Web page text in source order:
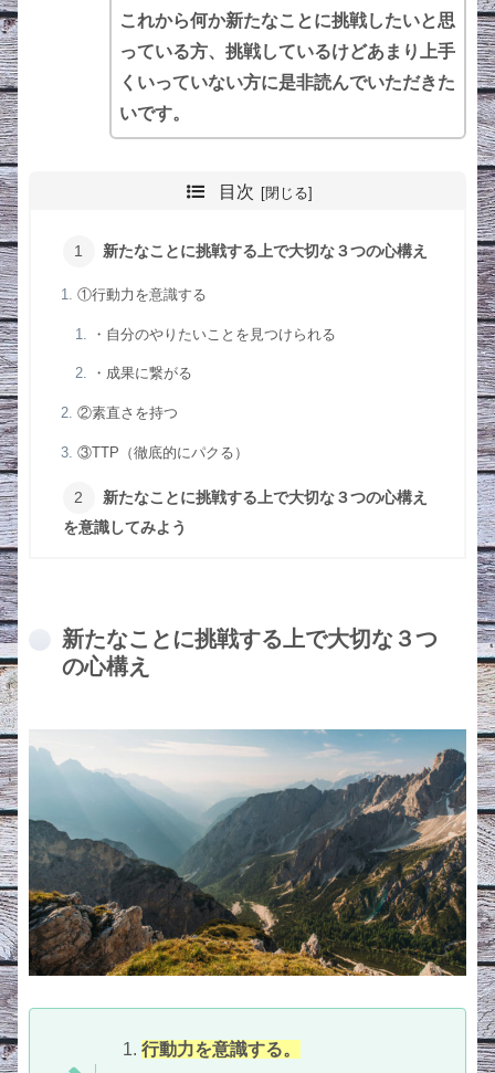
これから何か新たなことに挑戦したいと思
っている方、挑戦しているけどあまり上手
くいっていない方に是非読んでいただきた
いです。
目次
新たなことに挑戦する上で大切な３つの心構え
①行動力を意識する
・自分のやりたいことを見つけられる
・成果に繋がる
②素直さを持つ
③TTP（徹底的にパクる）
新たなことに挑戦する上で大切な３つの心構え
を意識してみよう
新たなことに挑戦する上で大切な３つ
の心構え
行動力を意識する。